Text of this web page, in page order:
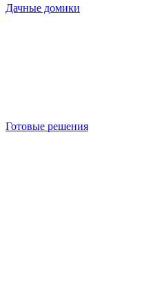
Дачные домики
Готовые решения